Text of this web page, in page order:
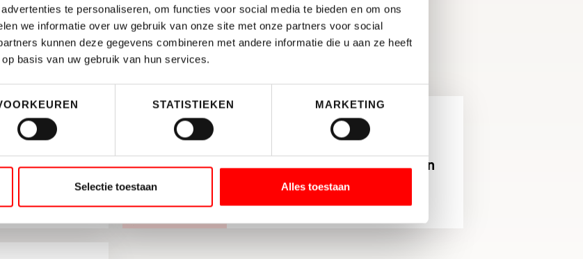
te personaliseren, om functies voor social media te bieden en om ons
we informatie over uw gebruik van onze site met onze partners voor social
kunnen deze gegevens combineren met andere informatie die u aan ze heeft
basis van uw gebruik van hun services.
STATISTIEKEN MARKETING
Selectie toestaan Alles toestaan
INSCHRIJVEN NIEUWSBRIEF
koopt
Een team om trots op te zijn